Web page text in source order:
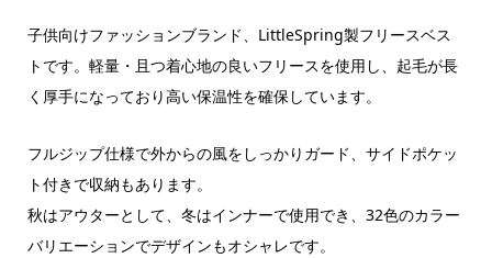
子供向けファッションブランド、LittleSpring製フリースベス
トです。軽量・且つ着心地の良いフリースを使用し、起毛が長
く厚手になっており高い保温性を確保しています。
フルジップ仕様で外からの風をしっかりガード、サイドポケッ
ト付きで収納もあります。
秋はアウターとして、冬はインナーで使用でき、32色のカラー
バリエーションでデザインもオシャレです。